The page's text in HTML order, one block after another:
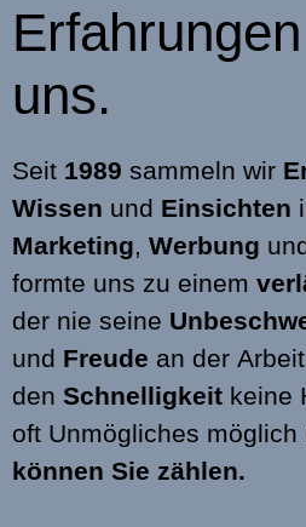
uns.
Seit 1989 sammeln wir
Wissen und Einsichten
Marketing, Werbung
formte uns zu einem
der nie seine
und Freude an der
den Schnelligkeit keine
oft Unmögliches möglich
können Sie zählen.